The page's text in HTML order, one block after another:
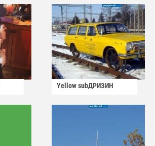
Yellow subДРИЗИН